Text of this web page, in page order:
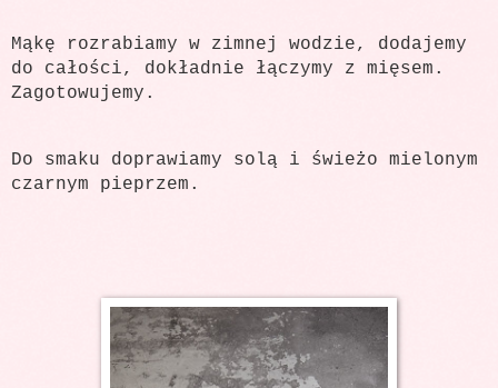
Mąkę rozrabiamy w zimnej wodzie, dodajemy
do całości, dokładnie łączymy z mięsem.
Zagotowujemy.
Do smaku doprawiamy solą i świeżo mielonym
czarnym pieprzem.